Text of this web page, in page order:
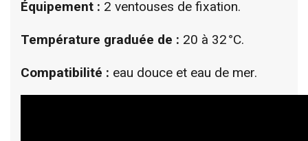
Équipement : 2 ventouses de fixation.
Température graduée de : 20 à 32 °C.
Compatibilité : eau douce et eau de mer.